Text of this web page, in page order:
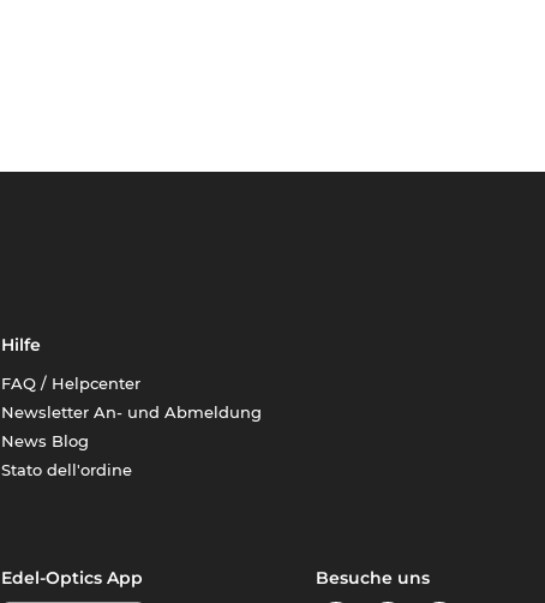
Hilfe
FAQ / Helpcenter
Newsletter An- und Abmeldung
News Blog
Stato dell'ordine
Edel-Optics App Besuche uns